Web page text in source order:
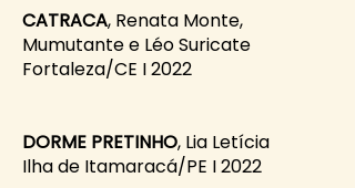
CATRACA, Renata Monte,
Mumutante e Léo Suricate
Fortaleza/CE I 2022
DORME PRETINHO, Lia Letícia
Ilha de Itamaracá/PE I 2022